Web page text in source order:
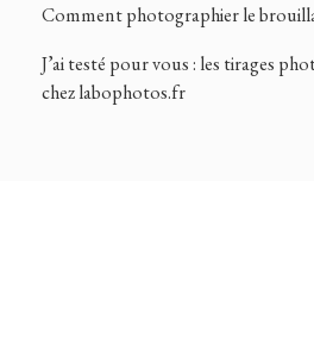
Comment photographier le
J’ai testé pour vous : les tirages
chez labophotos.fr